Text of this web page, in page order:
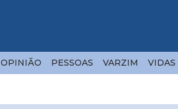
OPINIÃO PESSOAS VARZIM VIDAS